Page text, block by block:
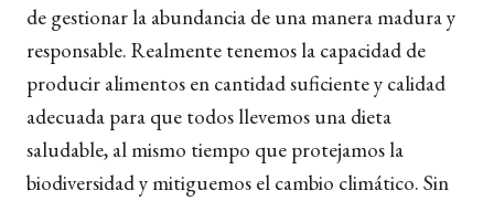
de gestionar la abundancia de una manera madura y
responsable. Realmente tenemos la capacidad de
producir alimentos en cantidad suficiente y calidad
adecuada para que todos llevemos una dieta
saludable, al mismo tiempo que protejamos la
biodiversidad y mitiguemos el cambio climático. Sin